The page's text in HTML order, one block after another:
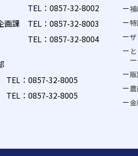
TEL： 0857-32-8002
画課 TEL： 0857-32-8003
TEL： 0857-32-8004
： 0857-32-8005
： 0857-32-8005